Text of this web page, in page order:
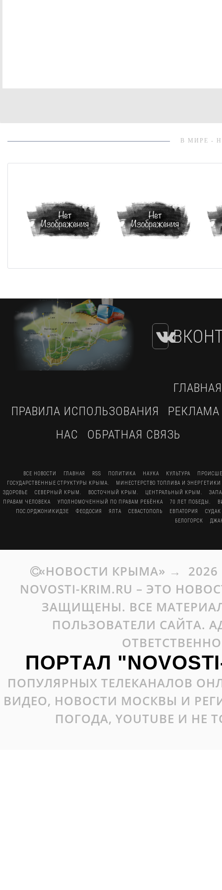
В МИРЕ -
ГЛАВНАЯ
ПРАВИЛА ИСПОЛЬЗОВАНИЯ
РЕКЛАМА
НАС
ОБРАТНАЯ СВЯЗЬ
ВСЕ НОВОСТИ ГЛАВНАЯ RSS ПОЛИТИКА НАУКА КУЛЬТУРА
ГОСУДАРСТВЕННЫЕ СТРУКТУРЫ КРЫМА.
МИНЕСТЕРСТВО ТОПЛИВА И
ЗДОРОВЬЕ
СЕВЕРНЫЙ КРЫМ. ВОСТОЧНЫЙ КРЫМ. ЦЕНТРАЛЬНЫЙ КРЫМ.
ПРАВАМ ЧЕЛОВЕКА
УПОЛНОМОЧЕННЫЙ ПО ПРАВАМ РЕБЁНКА 70 ЛЕТ ПОБЕДЫ.
ПОС.ОРДЖОНИКИДЗЕ
ФЕОДОСИЯ ЯЛТА СЕВАСТОПОЛЬ ЕВПАТОРИЯ
СУДАК
БЕЛОГОРСК
«НОВОСТИ КРЫМА» → 2026
NOVOSTI-KRIM.RU – ЭТО
ЗАЩИЩЕНЫ. ВСЕ
ПОЛЬЗОВАТЕЛИ САЙТА.
ПОРТАЛ
ПОПУЛЯРНЫХ ТЕЛЕКАНАЛОВ
ВИДЕО, НОВОСТИ МОСКВЫ И
ПОГОДА, YOUTUBE И